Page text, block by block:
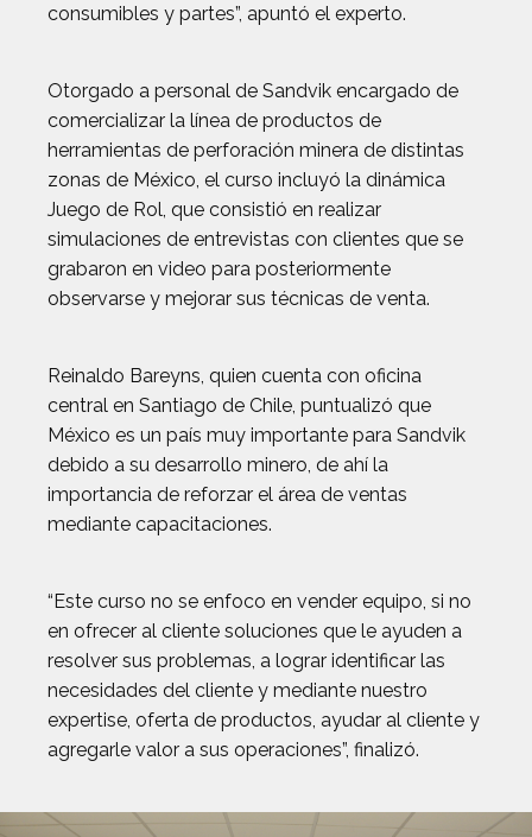
consumibles y partes”, apuntó el experto.
Otorgado a personal de Sandvik encargado de
comercializar la línea de productos de
herramientas de perforación minera de distintas
zonas de México, el curso incluyó la dinámica
Juego de Rol, que consistió en realizar
simulaciones de entrevistas con clientes que se
grabaron en video para posteriormente
observarse y mejorar sus técnicas de venta.
Reinaldo Bareyns, quien cuenta con oficina
central en Santiago de Chile, puntualizó que
México es un país muy importante para Sandvik
debido a su desarrollo minero, de ahí la
importancia de reforzar el área de ventas
mediante capacitaciones.
“Este curso no se enfoco en vender equipo, si no
en ofrecer al cliente soluciones que le ayuden a
resolver sus problemas, a lograr identificar las
necesidades del cliente y mediante nuestro
expertise, oferta de productos, ayudar al cliente y
agregarle valor a sus operaciones”, finalizó.